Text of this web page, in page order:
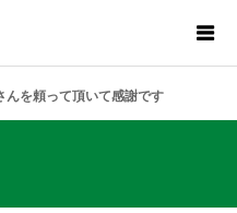
んを頼って頂いて感謝です